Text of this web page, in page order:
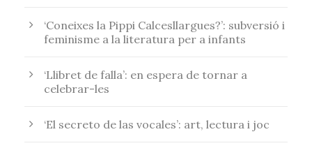
‘Coneixes la Pippi Calcesllargues?’: subversió i
feminisme a la literatura per a infants
‘Llibret de falla’: en espera de tornar a
celebrar-les
‘El secreto de las vocales’: art, lectura i joc